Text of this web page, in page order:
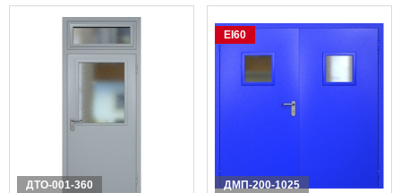
ДТО-001-360
EI60
ДМП-200-1025